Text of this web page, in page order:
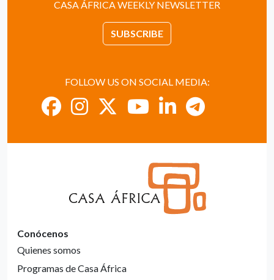
CASA ÁFRICA WEEKLY NEWSLETTER
SUBSCRIBE
FOLLOW US ON SOCIAL MEDIA:
Conócenos
Quienes somos
Programas de Casa África